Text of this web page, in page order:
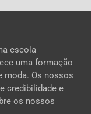
escola
uma formação
moda. Os nossos
credibilidade e
os nossos